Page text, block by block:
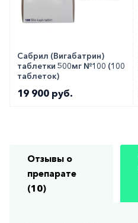
Сабрил (Вигабатрин)
таблетки 500мг №100 (100
таблеток)
19 900 руб.
Отзывы о
препарате
(10)